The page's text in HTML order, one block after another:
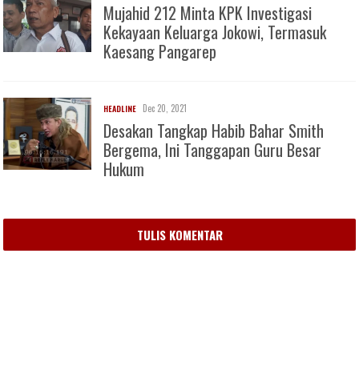
Mujahid 212 Minta KPK Investigasi
Kekayaan Keluarga Jokowi, Termasuk
Kaesang Pangarep
HEADLINE Dec 20, 2021
Desakan Tangkap Habib Bahar Smith
Bergema, Ini Tanggapan Guru Besar
Hukum
TULIS KOMENTAR